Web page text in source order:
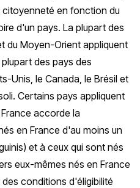
en fonction du
d'un pays. La plupart des
du Moyen-Orient appliquent
des pays des
Unis, le Canada, le Brésil et
. Certains pays appliquent
accorde la
en France d'au moins un
) et à ceux qui sont nés
eux-mêmes nés en France
conditions d'éligibilité